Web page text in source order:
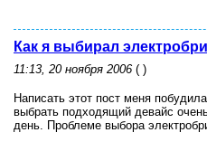
Как я выбирал
11:13, 20 ноября 2006 ( )
Написать этот пост меня
выбрать подходящий девайс
день. Проблеме выбора